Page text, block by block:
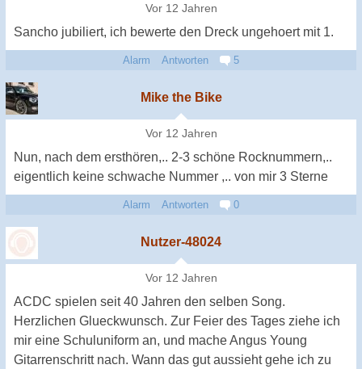
Vor 12 Jahren
Sancho jubiliert, ich bewerte den Dreck ungehoert mit 1.
Alarm Antworten 5
Mike the Bike
Vor 12 Jahren
Nun, nach dem ersthören,.. 2-3 schöne Rocknummern,..
eigentlich keine schwache Nummer ,.. von mir 3 Sterne
Alarm Antworten 0
Nutzer-48024
Vor 12 Jahren
ACDC spielen seit 40 Jahren den selben Song.
Herzlichen Glueckwunsch. Zur Feier des Tages ziehe ich
mir eine Schuluniform an, und mache Angus Young
Gitarrenschritt nach. Wann das gut aussieht gehe ich zu